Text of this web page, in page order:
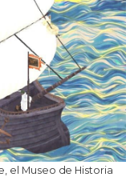
el Museo de Historia